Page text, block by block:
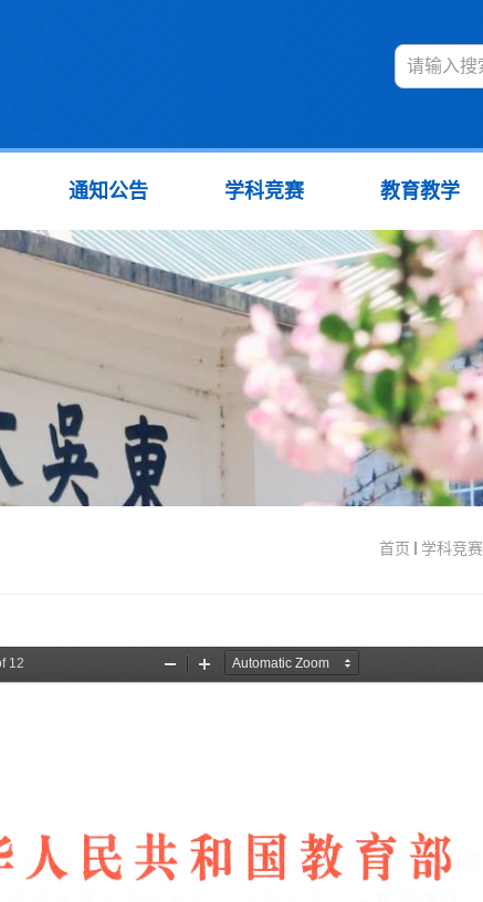
通知公告 学科竞赛 教育教学
首页 学科竞赛